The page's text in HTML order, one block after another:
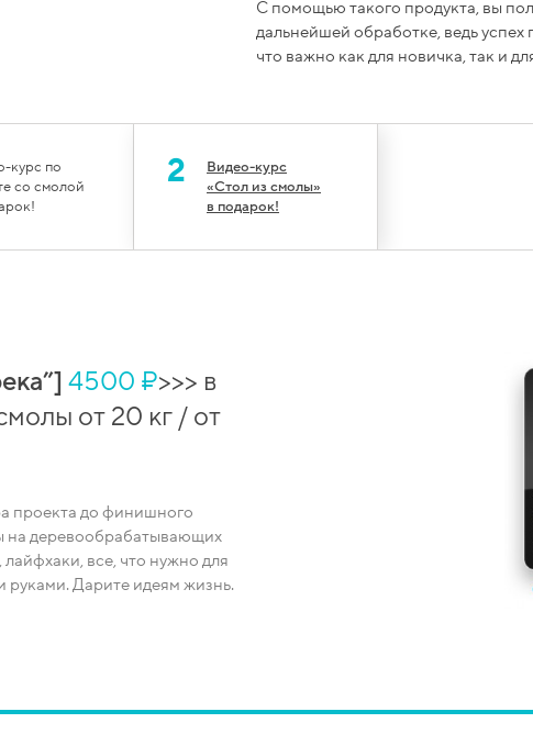
С помощью такого продукта, вы
дальнейшей обработке, ведь
что важно как для новичка, так и
курс по
со смолой
2
Видео-курс
«Стол из смолы»
в подарок!
4500 ₽>>> в
от 20 кг / от
проекта до финишного
на деревообрабатывающих
все, что нужно для
Дарите идеям жизнь.